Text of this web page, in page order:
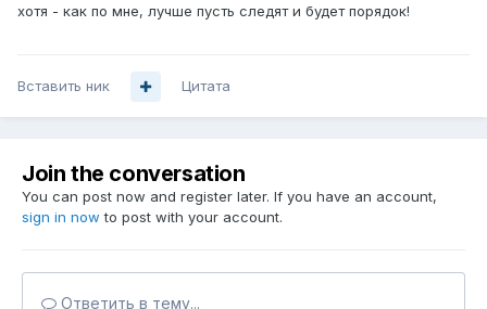
хотя - как по мне, лучше пусть следят и будет порядок!
Вставить ник Цитата
Join the conversation
You can post now and register later. If you have an account,
sign in now to post with your account.
Ответить в тему...